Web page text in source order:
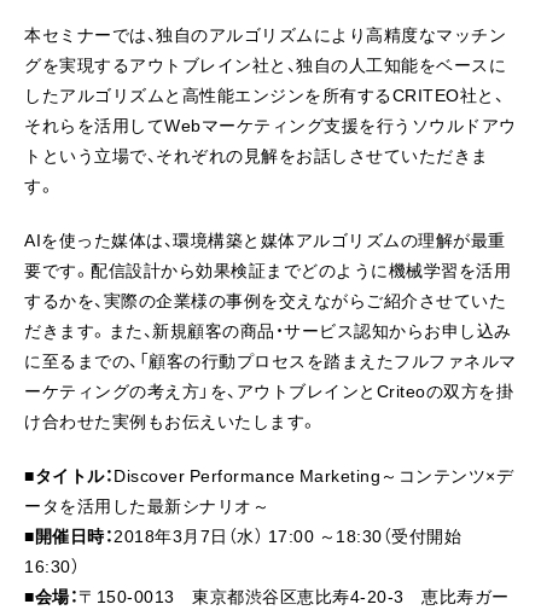
本セミナーでは、独自のアルゴリズムにより高精度なマッチン
グを実現するアウトブレイン社と、独自の人工知能をベースに
したアルゴリズムと高性能エンジンを所有するCRITEO社と、
それらを活用してWebマーケティング支援を行うソウルドアウ
トという立場で、それぞれの見解をお話しさせていただきま
す。
AIを使った媒体は、環境構築と媒体アルゴリズムの理解が最重
要です。配信設計から効果検証までどのように機械学習を活用
するかを、実際の企業様の事例を交えながらご紹介させていた
だきます。また、新規顧客の商品・サービス認知からお申し込み
に至るまでの、「顧客の行動プロセスを踏まえたフルファネルマ
ーケティングの考え方」を、アウトブレインとCriteoの双方を掛
け合わせた実例もお伝えいたします。
■タイトル：Discover Performance Marketing～コンテンツ×デ
ータを活用した最新シナリオ～
■開催日時：2018年3月7日（水） 17:00 ～18:30（受付開始
16:30）
■会場：〒150-0013 東京都渋谷区恵比寿4-20-3 恵比寿ガー